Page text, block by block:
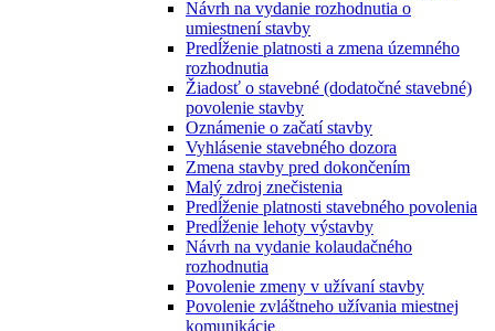
Návrh na vydanie rozhodnutia o
umiestnení stavby
Predĺženie platnosti a zmena územného
rozhodnutia
Žiadosť o stavebné (dodatočné stavebné)
povolenie stavby
Oznámenie o začatí stavby
Vyhlásenie stavebného dozora
Zmena stavby pred dokončením
Malý zdroj znečistenia
Predĺženie platnosti stavebného povolenia
Predĺženie lehoty výstavby
Návrh na vydanie kolaudačného
rozhodnutia
Povolenie zmeny v užívaní stavby
Povolenie zvláštneho užívania miestnej
komunikácie